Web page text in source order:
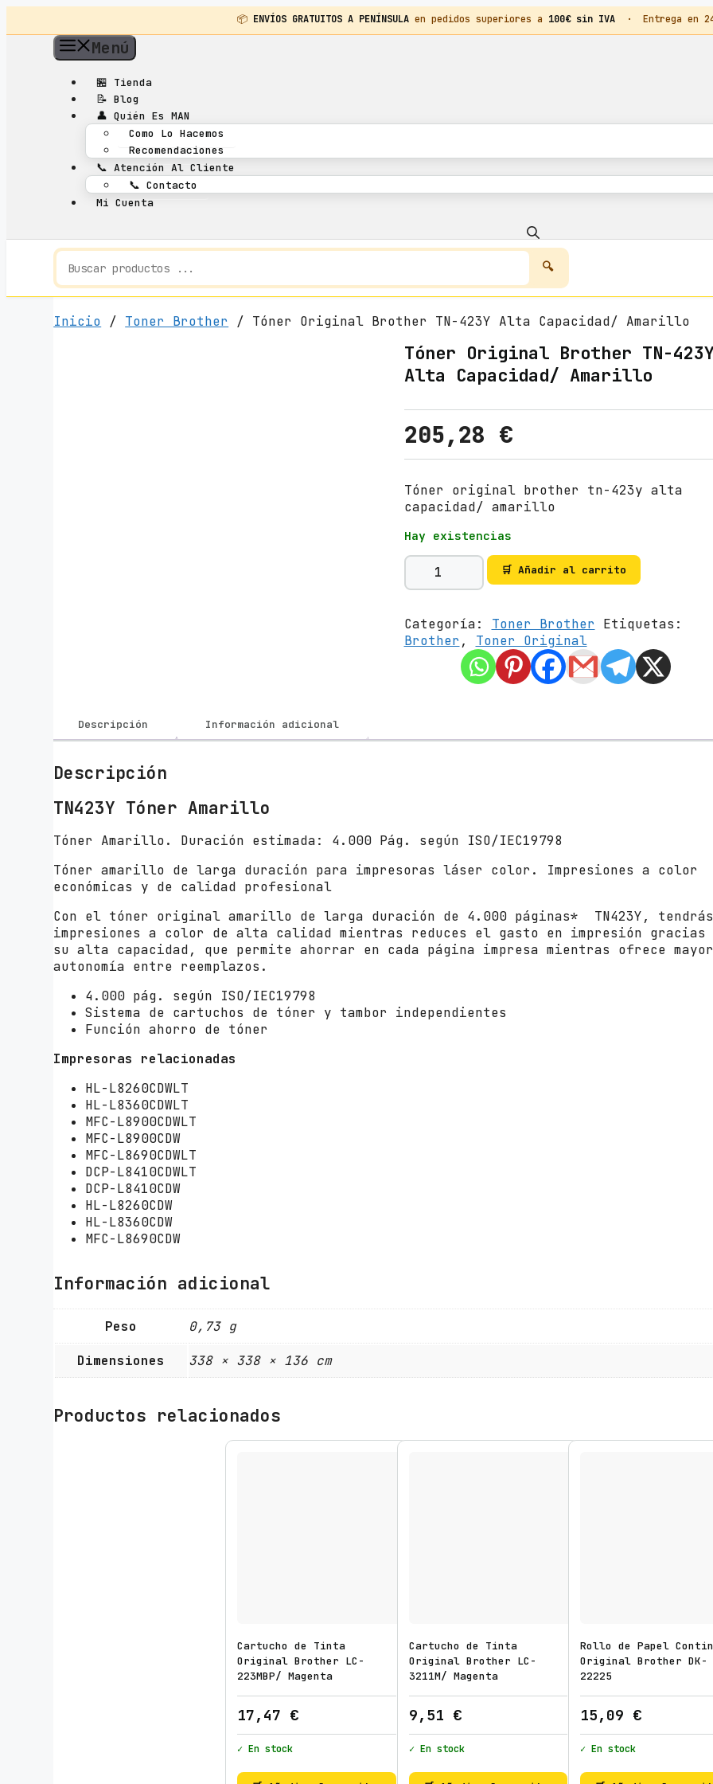
📦 ENVÍOS GRATUITOS A PENÍNSULA en pedidos superiores a 100€ sin IVA · Entrega en
Menú
🏪 Tienda
📝 Blog
👤 Quién Es MAN
Como Lo Hacemos
Recomendaciones
📞 Atención Al Cliente
📞 Contacto
Mi Cuenta
Inicio / Toner Brother / Tóner Original Brother TN-423Y Alta Capacidad/ Amarillo
Tóner Original Brother TN-
Alta Capacidad/ Amarillo
205,28 €
Tóner original brother tn-423y alta
capacidad/ amarillo
Hay existencias
T
n
r
O
a
h
e
r
N
4
A
i
l
c
🛒 Añadir al carrito
Categoría: Toner Brother
Etiquetas:
Brother , Toner Original
Descripción Información adicional
Descripción
TN423Y Tóner Amarillo
Tóner Amarillo. Duración estimada: 4.000 Pág. según ISO/IEC19798
Tóner amarillo de larga duración para impresoras láser color. Impresiones a color
económicas y de calidad profesional
Con el tóner original amarillo de larga duración de 4.000 páginas* TN423Y,
impresiones a color de alta calidad mientras reduces el gasto en impresión gracias
su alta capacidad, que permite ahorrar en cada página impresa mientras ofrece
autonomía entre reemplazos.
4.000 pág. según ISO/IEC19798
Sistema de cartuchos de tóner y tambor independientes
Función ahorro de tóner
Impresoras relacionadas
HL-L8260CDWLT
HL-L8360CDWLT
MFC-L8900CDWLT
MFC-L8900CDW
MFC-L8690CDWLT
DCP-L8410CDWLT
DCP-L8410CDW
HL-L8260CDW
HL-L8360CDW
MFC-L8690CDW
Información adicional
Peso 0,73 g
Dimensiones 338 × 338 × 136 cm
Productos relacionados
Cartucho de Tinta
Original Brother LC-
223MBP/ Magenta
17,47 €
✓ En stock
Cartucho de Tinta
Original Brother LC-
3211M/ Magenta
9,51 €
✓ En stock
Rollo de Papel
Original Brother DK-
22225
15,09 €
✓ En stock